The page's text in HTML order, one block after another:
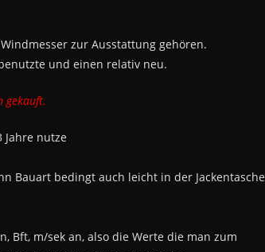
zur Ausstattung gehören.
und einen relativ neu.
gekauft.
Jahre nutze
Bauart bedingt auch leicht in der Jackentasche
Bft, m/sek an, also die Werte die man zum